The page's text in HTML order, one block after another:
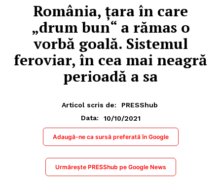
România, ţara în care
„drum bun“ a rămas o
vorbă goală. Sistemul
feroviar, în cea mai neagră
perioadă a sa
Articol scris de:
PRESShub
Data:
10/10/2021
Adaugă-ne ca sursă preferată în Google
Urmărește PRESShub pe Google News